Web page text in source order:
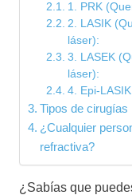
1. PRK
2. LASIK
láser):
3. LASEK
láser):
4. Epi-LASIK
Tipos de
¿Cualquier
refractiva?
¿Sabías que